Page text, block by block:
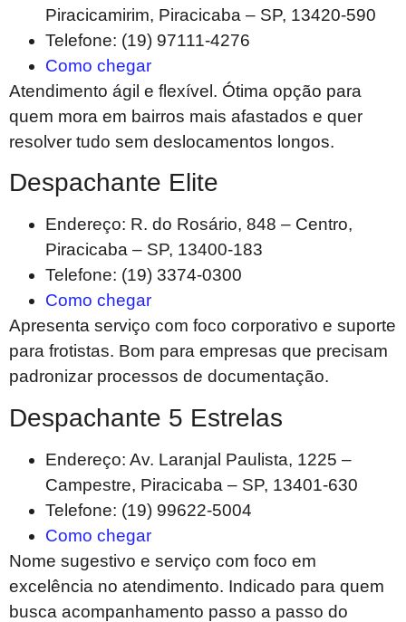
Piracicamirim, Piracicaba – SP, 13420-590
Telefone: (19) 97111-4276
Como chegar
Atendimento ágil e flexível. Ótima opção para
quem mora em bairros mais afastados e quer
resolver tudo sem deslocamentos longos.
Despachante Elite
Endereço: R. do Rosário, 848 – Centro,
Piracicaba – SP, 13400-183
Telefone: (19) 3374-0300
Como chegar
Apresenta serviço com foco corporativo e suporte
para frotistas. Bom para empresas que precisam
padronizar processos de documentação.
Despachante 5 Estrelas
Endereço: Av. Laranjal Paulista, 1225 –
Campestre, Piracicaba – SP, 13401-630
Telefone: (19) 99622-5004
Como chegar
Nome sugestivo e serviço com foco em
excelência no atendimento. Indicado para quem
busca acompanhamento passo a passo do